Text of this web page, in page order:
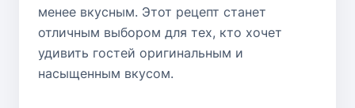
менее вкусным. Этот рецепт станет
отличным выбором для тех, кто хочет
удивить гостей оригинальным и
насыщенным вкусом.